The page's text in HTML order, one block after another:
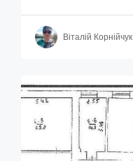
Віталій Корнійчук